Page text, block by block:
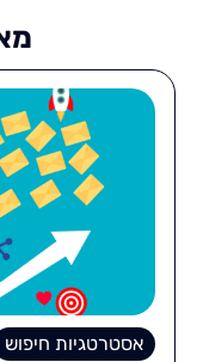
אסטרטגיות חיפוש